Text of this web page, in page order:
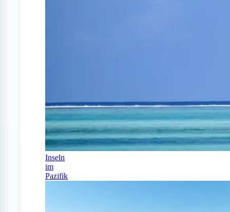
Inseln
im
Pazifik